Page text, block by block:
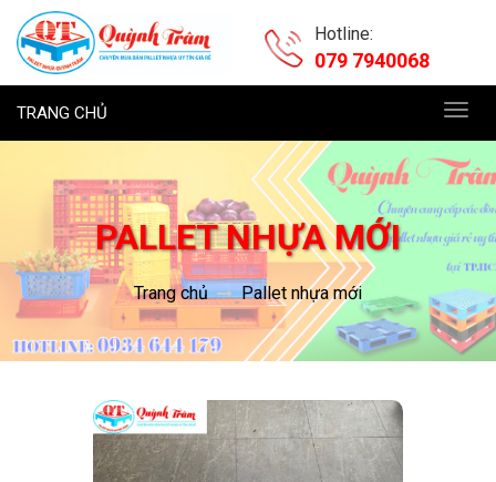
Hotline:
079 7940068
TRANG CHỦ
PALLET NHỰA MỚI
Trang chủ Pallet nhựa mới